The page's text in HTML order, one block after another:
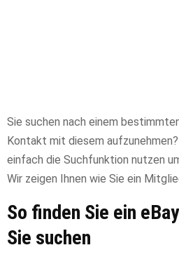
Sie suchen nach einem
Kontakt mit diesem
einfach die Suchfunktion nutzen
Wir zeigen Ihnen wie Sie ein
So finden Sie ein
Sie suchen